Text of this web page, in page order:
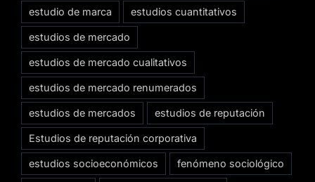
estudio de marca estudios cuantitativos
estudios de mercado
estudios de mercado cualitativos
estudios de mercado renumerados
estudios de mercados estudios de reputación
Estudios de reputación corporativa
estudios socioeconómicos fenómeno sociológico